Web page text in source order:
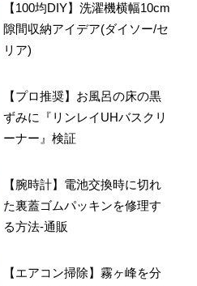
【100均DIY】洗濯機横幅10cm
隙間収納アイデア(ダイソー/セ
リア)
【プロ推奨】お風呂の床の黒
ずみに『リンレイUHバスクリ
ーナー』検証
【腕時計】電池交換時に切れ
た裏蓋ゴムパッキンを修理す
る方法-通販
【エアコン掃除】霧ヶ峰を分